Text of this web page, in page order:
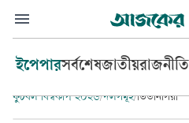
ইপেপারসর্বশেষজাতীয়রাজনীতি
ফুটবল বিশ্বকাপ ২০২৬/দলসমূহ/তিউনিসিয়া